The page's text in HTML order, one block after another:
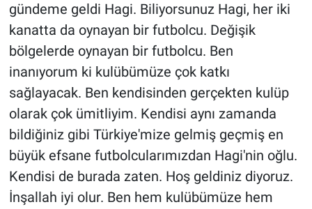
gündeme geldi Hagi. Biliyorsunuz Hagi, her iki
kanatta da oynayan bir futbolcu. Değişik
bölgelerde oynayan bir futbolcu. Ben
inanıyorum ki kulübümüze çok katkı
sağlayacak. Ben kendisinden gerçekten kulüp
olarak çok ümitliyim. Kendisi aynı zamanda
bildiğiniz gibi Türkiye'mize gelmiş geçmiş en
büyük efsane futbolcularımızdan Hagi'nin oğlu.
Kendisi de burada zaten. Hoş geldiniz diyoruz.
İnşallah iyi olur. Ben hem kulübümüze hem
Programlar
Sağlık
Spor
Teknoloji
Türkiye'nin Geleceği
Türkiye'nin Gündemi